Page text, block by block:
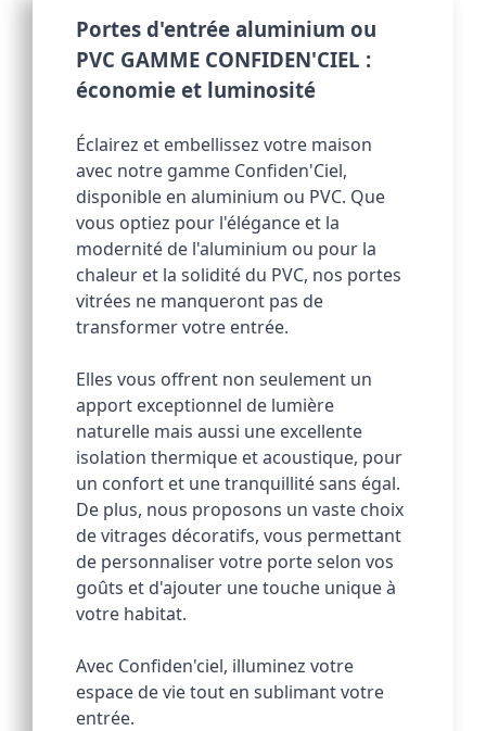
Portes d'entrée aluminium ou
PVC GAMME CONFIDEN'CIEL :
économie et luminosité
Éclairez et embellissez votre maison
avec notre gamme Confiden'Ciel,
disponible en aluminium ou PVC. Que
vous optiez pour l'élégance et la
modernité de l'aluminium ou pour la
chaleur et la solidité du PVC, nos portes
vitrées ne manqueront pas de
transformer votre entrée.
Elles vous offrent non seulement un
apport exceptionnel de lumière
naturelle mais aussi une excellente
isolation thermique et acoustique, pour
un confort et une tranquillité sans égal.
De plus, nous proposons un vaste choix
de vitrages décoratifs, vous permettant
de personnaliser votre porte selon vos
goûts et d'ajouter une touche unique à
votre habitat.
Avec Confiden'ciel, illuminez votre
espace de vie tout en sublimant votre
entrée.